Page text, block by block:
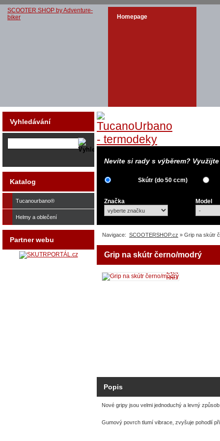
SCOOTER SHOP by Adventure-
biker
Homepage
Nevíte si rady s výběrem?
Skútr (do 50 ccm)
Značka Model
Navigace: SCOOTERSHOP.cz » Grip na skútr
Grip na skútr černo/modrý
Zvětšit
obrázek
Popis
Nové gripy jsou velmi jednoduchý a levný
Gumový povrch tlumí vibrace, zvyšuje pohodlí
Vyhledávání
Katalog
Tucanourbano®
Helmy a oblečení
Partner webu